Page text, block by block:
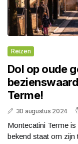
Reizen
Dol op oude
Terme!
30 augustus 2024
Montecatini Terme
bekend staat om zijn